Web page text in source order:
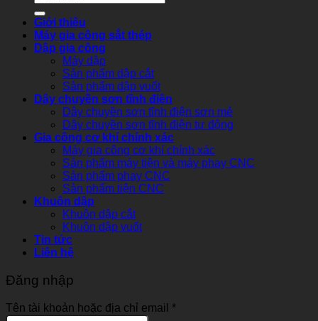
kiếm:
Giới thiệu
Máy gia công sắt thép
Dập gia công
Máy dập
Sản phẩm dập cắt
Sản phẩm dập vuốt
Dây chuyền sơn tĩnh điện
Dây chuyền sơn tĩnh điện sơn mẻ
Dây chuyền sơn tĩnh điện tự động
Gia công cơ khí chính xác
Máy gia công cơ khí chính xác
Sản phẩm máy tiện và máy phay CNC
Sản phẩm phay CNC
Sản phẩm tiện CNC
Khuôn dập
Khuôn dập cắt
Khuôn dập vuốt
Tin tức
Liên hệ
Đăng nhập
Tên tài khoản hoặc địa chỉ email *